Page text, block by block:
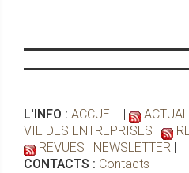
L'INFO : ACCUEIL
VIE DES ENTREPRISES
REVUES
NEWSLETTER
CONTACTS : Contacts